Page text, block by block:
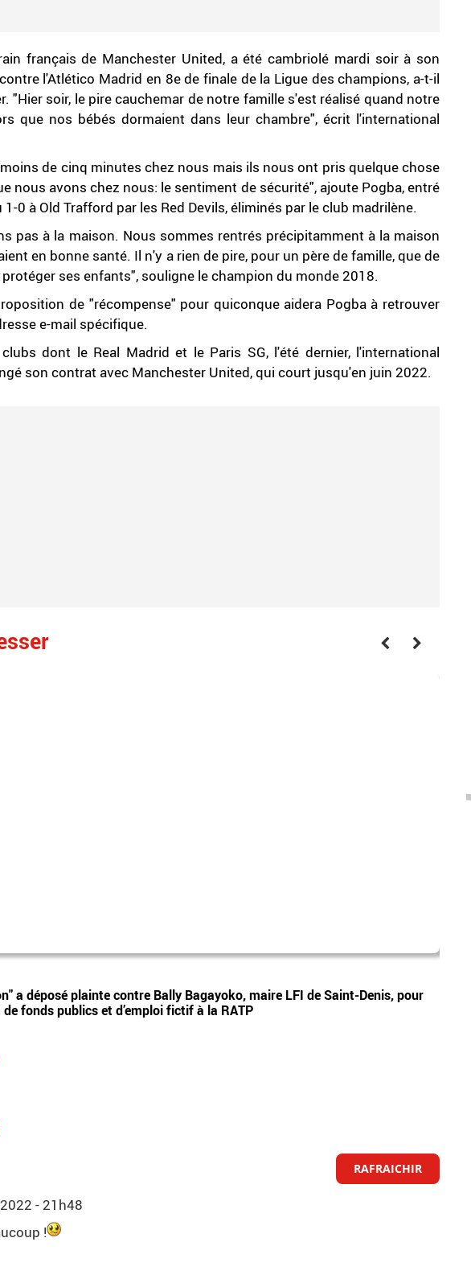
français de Manchester United, a été cambriolé mardi soir à son
l'Atlético Madrid en 8e de finale de la Ligue des champions, a-t-il
"Hier soir, le pire cauchemar de notre famille s'est réalisé quand notre
que nos bébés dormaient dans leur chambre", écrit l'international
de cinq minutes chez nous mais ils nous ont pris quelque chose
nous avons chez nous: le sentiment de sécurité", ajoute Pogba, entré
0 à Old Trafford par les Red Devils, éliminés par le club madrilène.
pas à la maison. Nous sommes rentrés précipitamment à la maison
en bonne santé. Il n'y a rien de pire, pour un père de famille, que de
ses enfants", souligne le champion du monde 2018.
de "récompense" pour quiconque aidera Pogba à retrouver
e-mail spécifique.
dont le Real Madrid et le Paris SG, l'été dernier, l'international
son contrat avec Manchester United, qui court jusqu'en juin 2022.
a déposé plainte contre Bally Bagayoko, maire LFI de Saint-Denis, pour
fonds publics et d’emploi fictif à la RATP
RAFRAICHIR
- 21h48
!